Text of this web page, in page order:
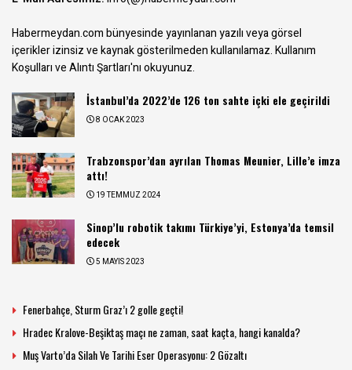
Habermeydan.com bünyesinde yayınlanan yazılı veya görsel
içerikler izinsiz ve kaynak gösterilmeden kullanılamaz.Kullanım
Koşulları ve Alıntı Şartları'nı okuyunuz.
İstanbul’da 2022’de 126 ton sahte içki ele geçirildi
8 OCAK 2023
Trabzonspor’dan ayrılan Thomas Meunier, Lille’e imza
attı!
19 TEMMUZ 2024
Sinop’lu robotik takımı Türkiye’yi, Estonya’da temsil
edecek
5 MAYIS 2023
Fenerbahçe, Sturm Graz’ı 2 golle geçti!
Hradec Kralove-Beşiktaş maçı ne zaman, saat kaçta, hangi kanalda?
Muş Varto’da Silah Ve Tarihi Eser Operasyonu: 2 Gözaltı